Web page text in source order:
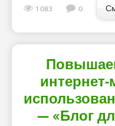
1 083 0
интернет-
— «Блог